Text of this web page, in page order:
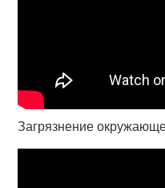
Загрязнение